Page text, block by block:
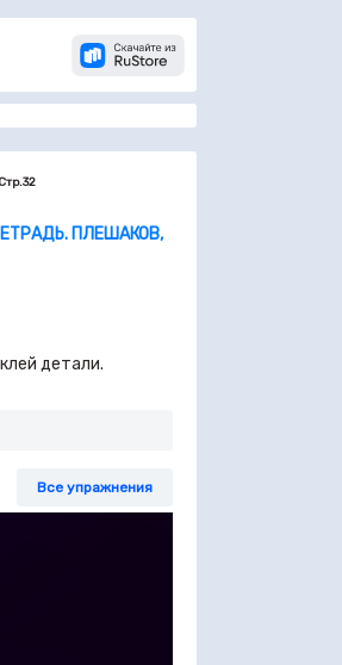
ПЛЕШАКОВ,
детали.
Все упражнения